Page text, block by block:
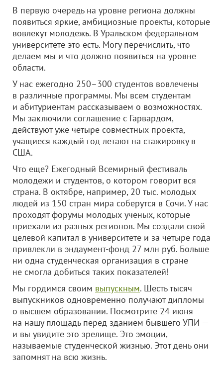
В первую очередь на уровне региона должны
появиться яркие, амбициозные проекты, которые
вовлекут молодежь. В Уральском федеральном
университете это есть. Могу перечислить, что
делаем мы и что должно появиться на уровне
области.
У нас ежегодно 250–300 студентов вовлечены
в различные программы. Мы всем студентам
и абитуриентам рассказываем о возможностях.
Мы заключили соглашение с Гарвардом,
действуют уже четыре совместных проекта,
учащиеся каждый год летают на стажировку в
США.
Что еще? Ежегодный Всемирный фестиваль
молодежи и студентов, о котором говорит вся
страна. В октябре, например, 20 тыс. молодых
людей из 150 стран мира соберутся в Сочи. У нас
проходят форумы молодых ученых, которые
приехали из разных регионов. Мы создали свой
целевой капитал в университете и за четыре года
привлекли в эндаумент-фонд 27 млн руб. Больше
ни одна студенческая организация в стране
не смогла добиться таких показателей!
Мы гордимся своим выпускным. Шесть тысяч
выпускников одновременно получают дипломы
о высшем образовании. Посмотрите 24 июня
на нашу площадь перед зданием бывшего УПИ —
и вы увидите это зрелище. Это эмоции,
называемые студенческой жизнью. Этот день они
запомнят на всю жизнь.